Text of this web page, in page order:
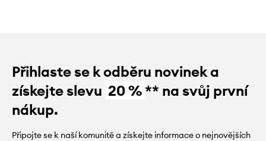
Přihlaste se k odběru novinek a
získejte slevu 20 %** na svůj první
nákup.
Připojte se k naší komunitě a získejte informace o nejnovějších